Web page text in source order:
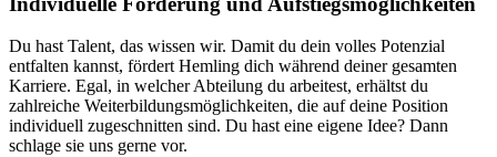
Du hast Talent, das wissen wir. Damit du dein volles Potenzial
entfalten kannst, fördert Hemling dich während deiner gesamten
Karriere. Egal, in welcher Abteilung du arbeitest, erhältst du
zahlreiche Weiterbildungsmöglichkeiten, die auf deine Position
individuell zugeschnitten sind. Du hast eine eigene Idee? Dann
schlage sie uns gerne vor.